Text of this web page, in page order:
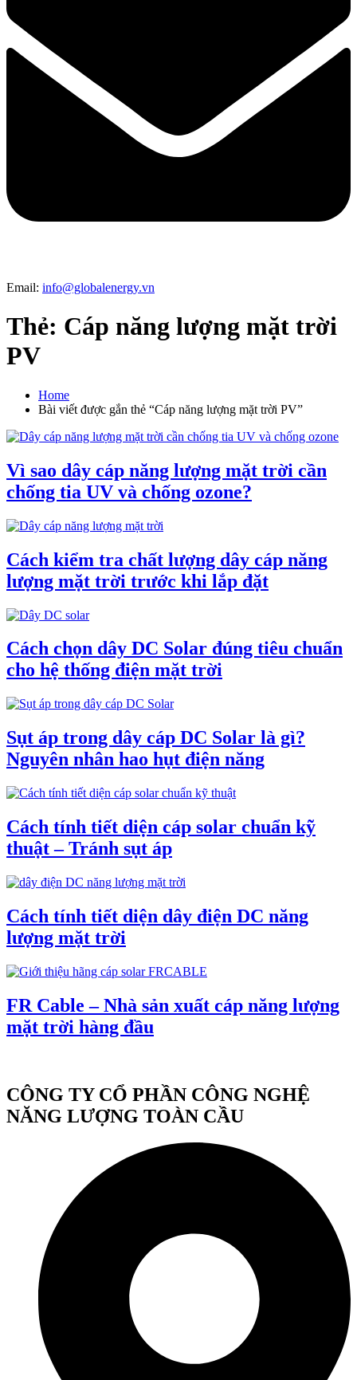
Email: info@globalenergy.vn
Thẻ: Cáp năng lượng mặt trời
PV
Home
Bài viết được gắn thẻ “Cáp năng lượng mặt trời PV”
Vì sao dây cáp năng lượng mặt trời cần
chống tia UV và chống ozone?
Cách kiểm tra chất lượng dây cáp năng
lượng mặt trời trước khi lắp đặt
Cách chọn dây DC Solar đúng tiêu chuẩn
cho hệ thống điện mặt trời
Sụt áp trong dây cáp DC Solar là gì?
Nguyên nhân hao hụt điện năng
Cách tính tiết diện cáp solar chuẩn kỹ
thuật – Tránh sụt áp
Cách tính tiết diện dây điện DC năng
lượng mặt trời
FR Cable – Nhà sản xuất cáp năng lượng
mặt trời hàng đầu
CÔNG TY CỔ PHẦN CÔNG NGHỆ
NĂNG LƯỢNG TOÀN CẦU